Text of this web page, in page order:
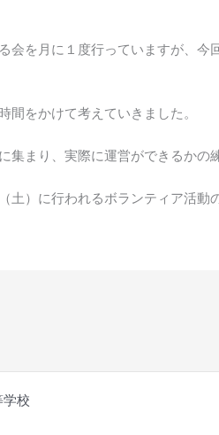
を月に１度行っていますが、今
をかけて考えていきました。
まり、実際に運営ができるかの
）に行われるボランティア活動
校